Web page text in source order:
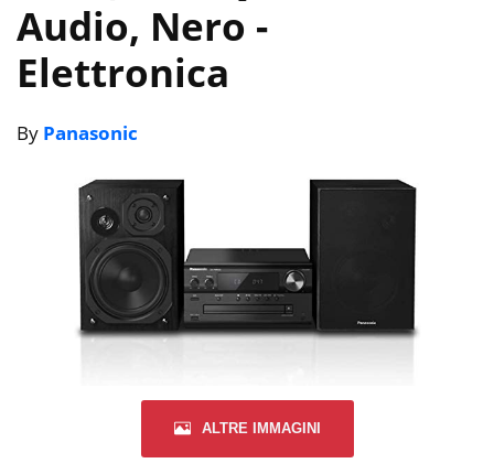
Audio, Nero -
Elettronica
By Panasonic
ALTRE IMMAGINI